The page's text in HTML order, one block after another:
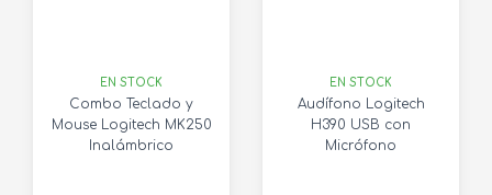
EN STOCK
Combo Teclado y
Mouse Logitech MK250
Inalámbrico
EN STOCK
Audífono Logitech
H390 USB con
Micrófono